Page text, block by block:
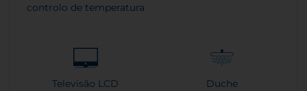
controlo de temperatura
Televisão LCD Duche